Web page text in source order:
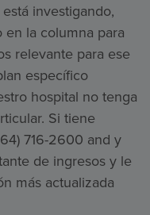
investigando,
en la columna para
relevante para ese
específico
hospital no tenga
Si tiene
716-2600 and y
de ingresos y le
más actualizada